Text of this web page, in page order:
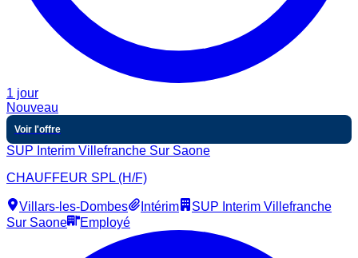
1 jour
Nouveau
Voir l'offre
SUP Interim Villefranche Sur Saone
CHAUFFEUR SPL (H/F)
Villars-les-Dombes Intérim
SUP Interim Villefranche
Sur Saone
Employé